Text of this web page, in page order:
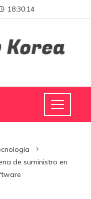
18:30:14
de suministro en